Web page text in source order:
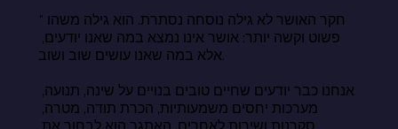
"חקר האושר לא גילה נוסחה נסתרת. הוא גילה משהו
אלא במה שאנו עושים שוב ושוב.